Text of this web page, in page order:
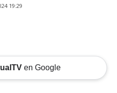
19:29
en Google